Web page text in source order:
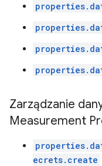
Zarządzanie
Measurement
ecrets.create